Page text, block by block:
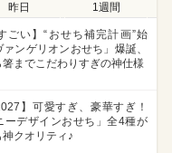
昨日 1週間
ごい】“おせち補完計画”始
ンゲリオンおせち」爆誕、
箸までこだわりすぎの神仕様
】可愛すぎ、豪華すぎ！
ーデザインおせち」全4種が
クオリティ♪